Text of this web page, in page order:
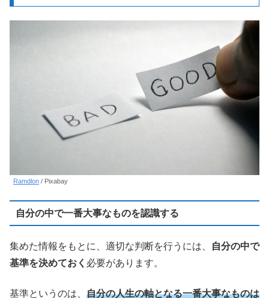
Ramdlon / Pixabay
自分の中で一番大事なものを認識する
集めた情報をもとに、適切な判断を行うには、
自分の中で
基準を決めておく 必要があります。
基準というのは、 自分の人生の軸となる一番大事なものは